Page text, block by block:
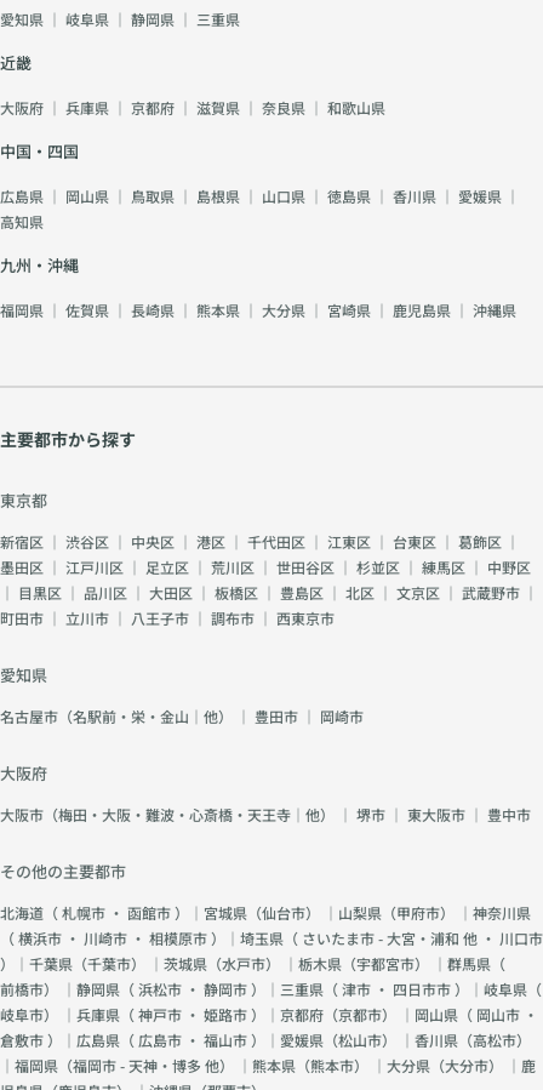
愛知県 ｜ 岐阜県 ｜ 静岡県 ｜ 三重県
近畿
大阪府 ｜ 兵庫県 ｜ 京都府 ｜ 滋賀県 ｜ 奈良県 ｜ 和歌山県
中国・四国
広島県 ｜ 岡山県 ｜ 鳥取県 ｜ 島根県 ｜ 山口県 ｜ 徳島県 ｜ 香川県 ｜ 愛媛県 ｜
高知県
九州・沖縄
福岡県 ｜ 佐賀県 ｜ 長崎県 ｜ 熊本県 ｜ 大分県 ｜ 宮崎県 ｜ 鹿児島県 ｜ 沖縄県
主要都市から探す
東京都
新宿区 ｜ 渋谷区 ｜ 中央区 ｜ 港区 ｜ 千代田区 ｜ 江東区 ｜ 台東区 ｜ 葛飾区 ｜
墨田区 ｜ 江戸川区 ｜ 足立区 ｜ 荒川区 ｜ 世田谷区 ｜ 杉並区 ｜ 練馬区 ｜ 中野区
｜ 目黒区 ｜ 品川区 ｜ 大田区 ｜ 板橋区 ｜ 豊島区 ｜ 北区 ｜ 文京区 ｜ 武蔵野市 ｜
町田市 ｜ 立川市 ｜ 八王子市 ｜ 調布市 ｜ 西東京市
愛知県
名古屋市（名駅前・栄・金山｜他） ｜ 豊田市 ｜ 岡崎市
大阪府
大阪市（梅田・大阪・難波・心斎橋・天王寺｜他） ｜ 堺市 ｜ 東大阪市 ｜ 豊中市
その他の主要都市
北海道（札幌市 ・ 函館市）｜宮城県（仙台市） ｜山梨県（甲府市） ｜神奈川県
（横浜市 ・ 川崎市 ・ 相模原市）｜埼玉県（ さいたま市 - 大宮・浦和 他 ・ 川口市
）｜千葉県（千葉市） ｜茨城県（水戸市） ｜栃木県（宇都宮市） ｜群馬県（
前橋市） ｜静岡県（浜松市 ・ 静岡市）｜三重県（津市 ・ 四日市市）｜岐阜県（
岐阜市） ｜兵庫県（神戸市 ・ 姫路市）｜京都府（京都市） ｜岡山県（ 岡山市 ・
倉敷市）｜広島県（ 広島市 ・ 福山市）｜愛媛県（松山市） ｜香川県（高松市）
｜福岡県（福岡市 - 天神・博多 他） ｜熊本県（熊本市） ｜大分県（大分市） ｜鹿